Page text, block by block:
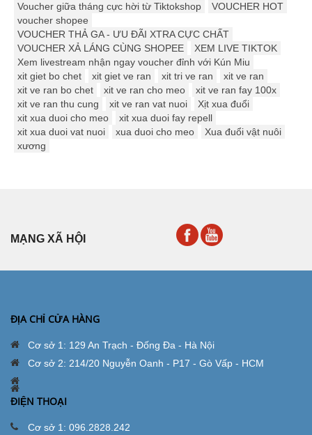
Voucher giữa tháng cực hời từ Tiktokshop
VOUCHER HOT
voucher shopee
VOUCHER THẢ GA - ƯU ĐÃI XTRA CỰC CHẤT
VOUCHER XẢ LÁNG CÙNG SHOPEE
XEM LIVE TIKTOK
Xem livestream nhận ngay voucher đỉnh với Kún Miu
xit giet bo chet
xit giet ve ran xit tri ve ran
xit ve ran
xit ve ran bo chet
xit ve ran cho meo
xit ve ran fay 100x
xit ve ran thu cung
xit ve ran vat nuoi
Xịt xua đuổi
xit xua duoi cho meo
xit xua duoi fay repell
xit xua duoi vat nuoi
xua duoi cho meo
Xua đuổi vật nuôi
xương
MẠNG XÃ HỘI
ĐỊA CHỈ CỬA HÀNG
Cơ sở 1: 129 An Trạch - Đống Đa - Hà Nội
Cơ sở 2: 214/20 Nguyễn Oanh - P17 - Gò Vấp - HCM
ĐIỆN THOẠI
Cơ sở 1: 096.2828.242